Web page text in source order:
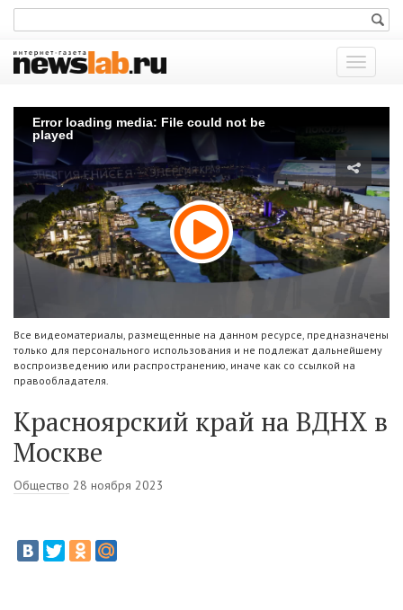
Показать
меню
Error loading media: File could not be
played
Все видеоматериалы, размещенные на данном ресурсе, предназначены
только для персонального использования и не подлежат дальнейшему
воспроизведению или распространению, иначе как со ссылкой на
правообладателя.
Красноярский край на ВДНХ в
Москве
Общество 28 ноября 2023